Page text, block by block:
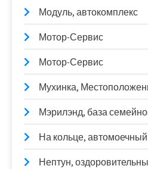
Модуль, автокомплекс
Мотор-Сервис
Мотор-Сервис
Мухинка,
Мэрилэнд, база
На кольце,
Нептун,